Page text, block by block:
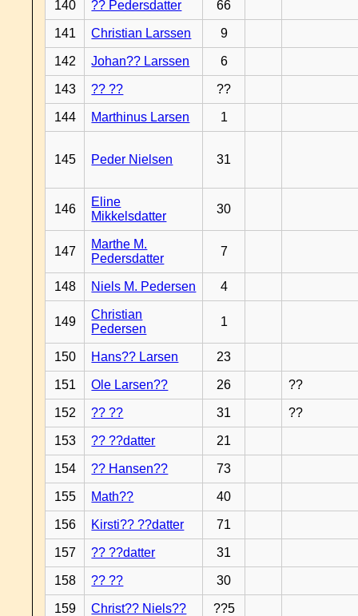
140 ?? Pedersdatter 66
141 Christian Larssen 9
142 Johan?? Larssen 6
143 ?? ?? ??
144 Marthinus Larsen 1
145 Peder Nielsen 31
146
Eline
Mikkelsdatter
30
147
Marthe M.
Pedersdatter
7
148 Niels M. Pedersen 4
149
Christian
Pedersen
1
150 Hans?? Larsen 23
151 Ole Larsen?? 26 ??
152 ?? ?? 31 ??
153 ?? ??datter 21
154 ?? Hansen?? 73
155 Math?? 40
156 Kirsti?? ??datter 71
157 ?? ??datter 31
158 ?? ?? 30
159 Christ?? Niels?? ??5